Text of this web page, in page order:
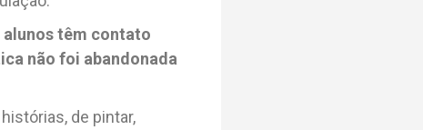
alunos têm contato
não foi abandonada
de pintar,